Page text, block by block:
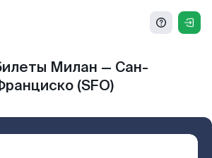
Милан — Сан-
(SFO)